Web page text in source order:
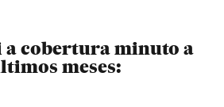
a cobertura minuto a
meses: